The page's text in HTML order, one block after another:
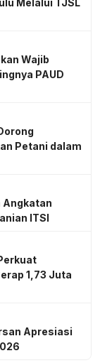
Melalui TJSL
Wajib
PAUD
Petani dalam
Angkatan
ITSI
1,73 Juta
Apresiasi